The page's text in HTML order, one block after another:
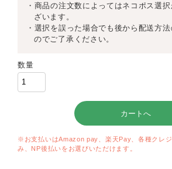
・商品の注文数によってはネコポス選
ざいます。
・選択を誤った場合でも後から配送方
のでご了承ください。
数量
※お支払いはAmazon pay、楽天Pay、各種クレ
み、NP後払いをお選びいただけます。